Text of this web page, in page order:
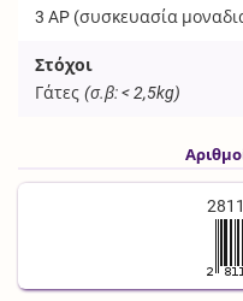
3AP (συσκευασία
Στόχοι
Γάτες (σ.β: < 2,5kg)